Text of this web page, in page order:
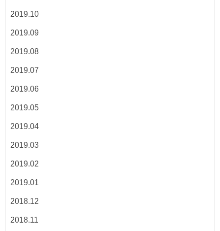
2019.10
2019.09
2019.08
2019.07
2019.06
2019.05
2019.04
2019.03
2019.02
2019.01
2018.12
2018.11